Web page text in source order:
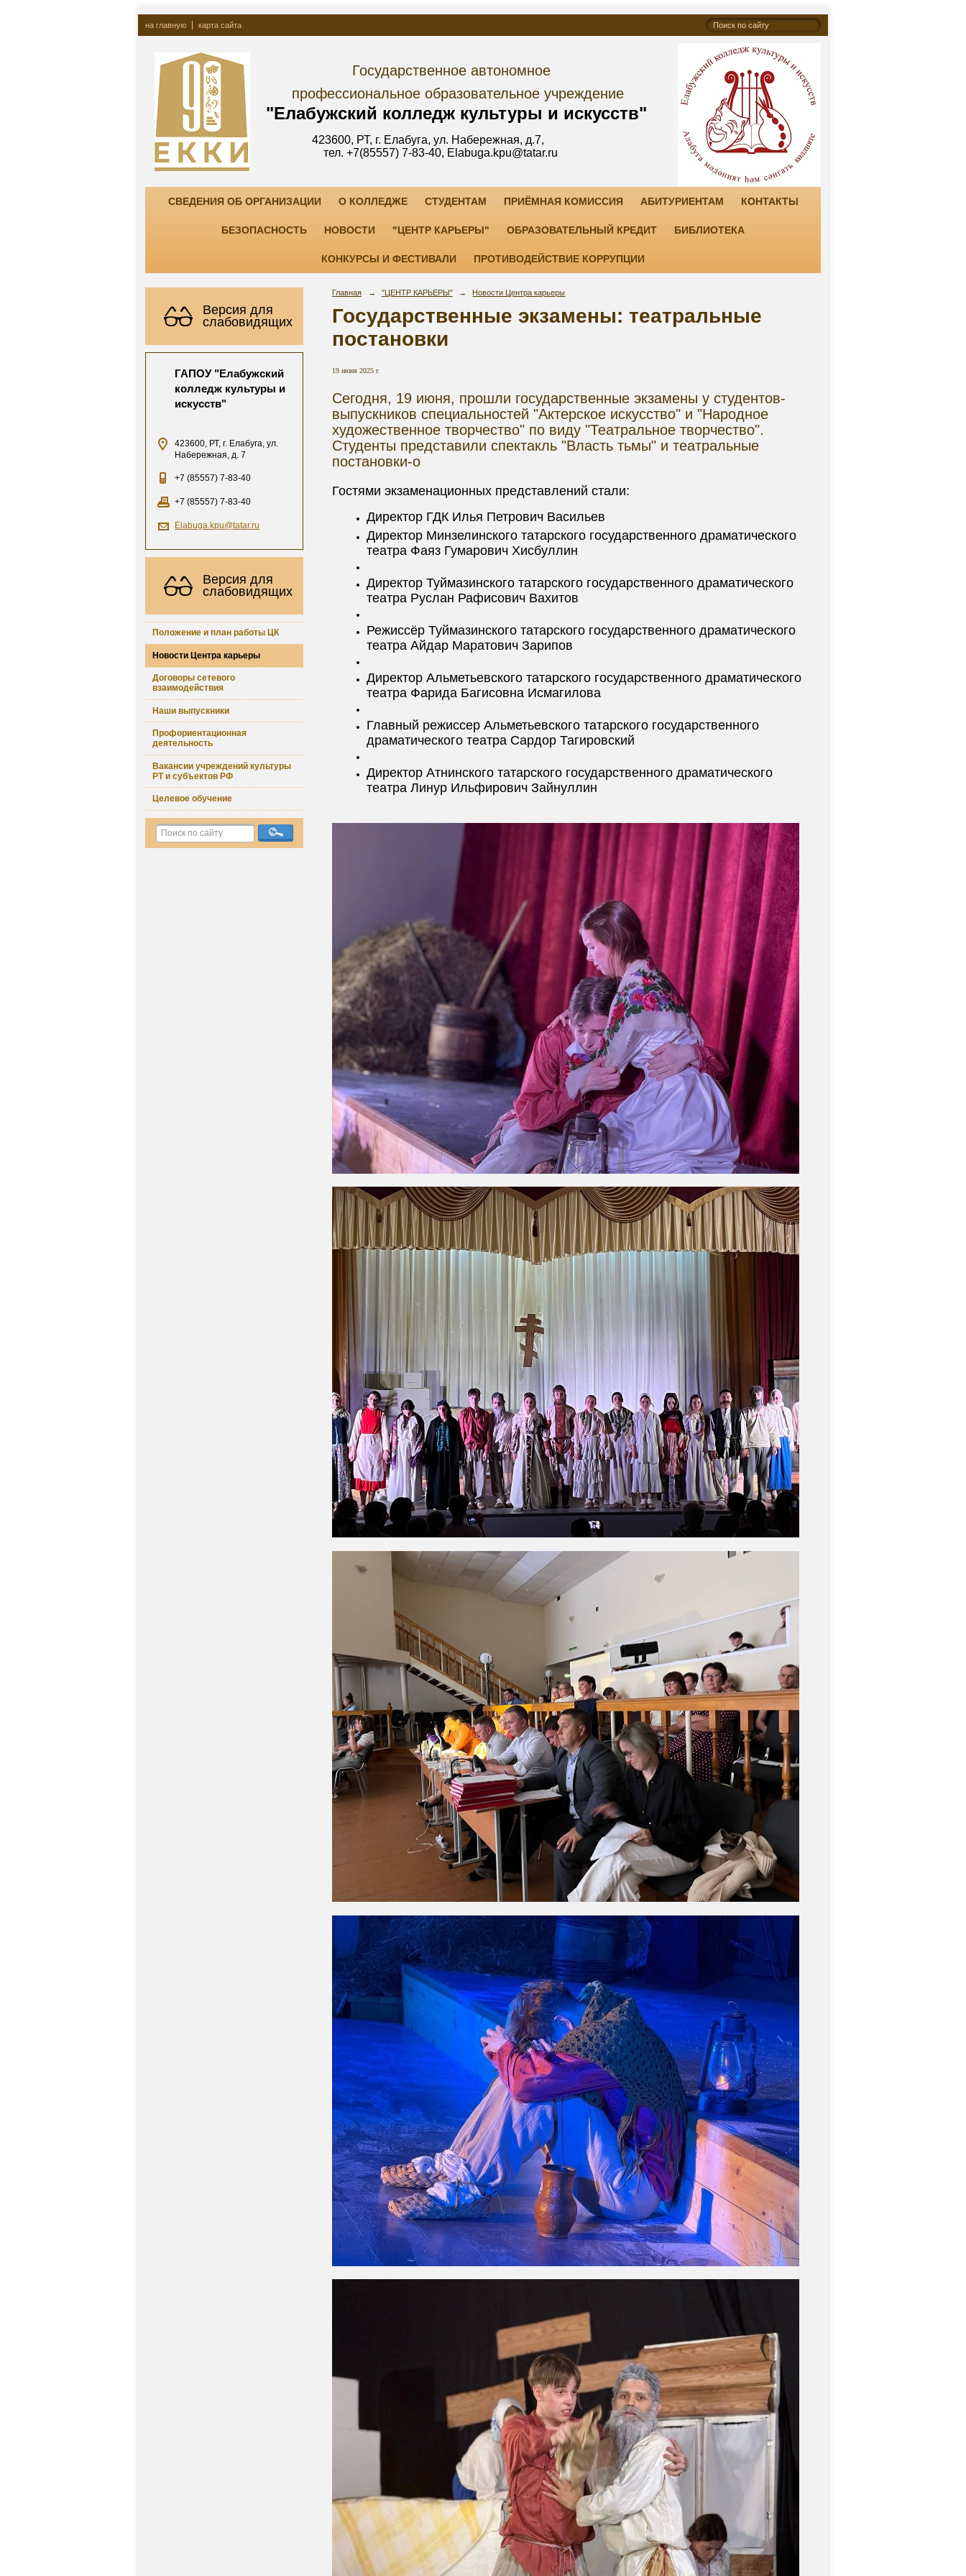
на главную карта сайта
Государственное автономное
профессиональное образовательное учреждение
"Елабужский колледж культуры и искусств"
423600, РТ, г. Елабуга, ул. Набережная, д.7,
тел. +7(85557) 7-83-40, Elabuga.kpu@tatar.ru
СВЕДЕНИЯ ОБ ОРГАНИЗАЦИИ О КОЛЛЕДЖЕ СТУДЕНТАМ ПРИЁМНАЯ КОМИССИЯ АБИТУРИЕНТАМ КОНТАКТЫ
БЕЗОПАСНОСТЬ НОВОСТИ "ЦЕНТР КАРЬЕРЫ" ОБРАЗОВАТЕЛЬНЫЙ КРЕДИТ БИБЛИОТЕКА
КОНКУРСЫ И ФЕСТИВАЛИ ПРОТИВОДЕЙСТВИЕ КОРРУПЦИИ
Версия для
слабовидящих
ГАПОУ "Елабужский
колледж культуры и
искусств"
423600, РТ, г. Елабуга, ул.
Набережная, д. 7
+7 (85557) 7-83-40
+7 (85557) 7-83-40
Elabuga.kpu@tatar.ru
Версия для
слабовидящих
Положение и план работы ЦК
Новости Центра карьеры
Договоры сетевого
взаимодействия
Наши выпускники
Профориентационная
деятельность
Вакансии учреждений культуры
РТ и субъектов РФ
Целевое обучение
Главная → "ЦЕНТР КАРЬЕРЫ" → Новости Центра карьеры
Государственные экзамены: театральные
постановки
19 июня 2025 г.
Сегодня, 19 июня, прошли государственные экзамены у студентов-
выпускников специальностей "Актерское искусство" и "Народное
художественное творчество" по виду "Театральное творчество".
Студенты представили спектакль "Власть тьмы" и театральные
постановки-о
Гостями экзаменационных представлений стали:
Директор ГДК Илья Петрович Васильев
Директор Минзелинского татарского государственного драматического
театра Фаяз Гумарович Хисбуллин
Директор Туймазинского татарского государственного драматического
театра Руслан Рафисович Вахитов
Режиссёр Туймазинского татарского государственного драматического
театра Айдар Маратович Зарипов
Директор Альметьевского татарского государственного драматического
театра Фарида Багисовна Исмагилова
Главный режиссер Альметьевского татарского государственного
драматического театра Сардор Тагировский
Директор Атнинского татарского государственного драматического
театра Линур Ильфирович Зайнуллин